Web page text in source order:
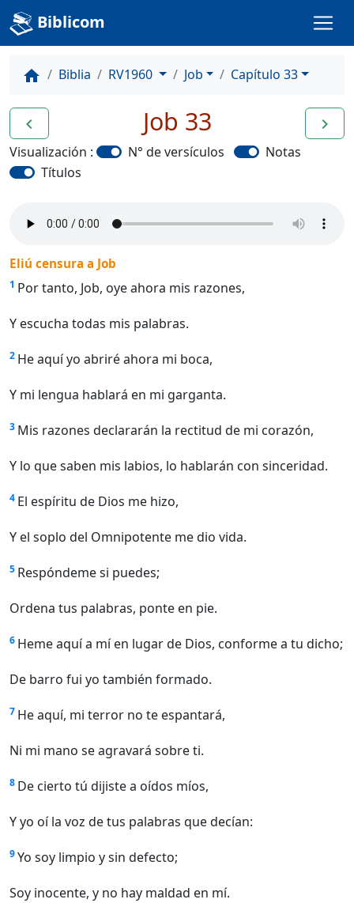
Biblicom
home Biblia RV1960 Job Capítulo 33
navigate_before navigate_next
Job 33
Visualización : N° de versículos
Notas
Títulos
Eliú censura a Job
1 Por tanto, Job, oye ahora mis razones,
Y escucha todas mis palabras.
2 He aquí yo abriré ahora mi boca,
Y mi lengua hablará en mi garganta.
3 Mis razones declararán la rectitud de mi corazón,
Y lo que saben mis labios, lo hablarán con sinceridad.
4 El espíritu de Dios me hizo,
Y el soplo del Omnipotente me dio vida.
5 Respóndeme si puedes;
Ordena tus palabras, ponte en pie.
6 Heme aquí a mí en lugar de Dios, conforme a tu dicho;
De barro fui yo también formado.
7 He aquí, mi terror no te espantará,
Ni mi mano se agravará sobre ti.
8 De cierto tú dijiste a oídos míos,
Y yo oí la voz de tus palabras que decían:
9Yo soy limpio y sin defecto;
Soy inocente, y no hay maldad en mí.